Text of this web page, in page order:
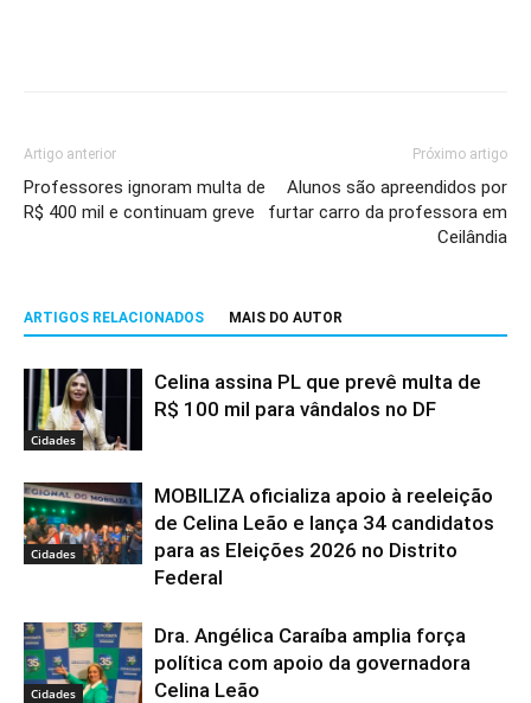
Artigo anterior
Professores ignoram multa de
R$ 400 mil e continuam greve
Próximo artigo
Alunos são apreendidos por
furtar carro da professora em
Ceilândia
ARTIGOS RELACIONADOS MAIS DO AUTOR
Cidades
Celina assina PL que prevê multa de
R$ 100 mil para vândalos no DF
Cidades
MOBILIZA oficializa apoio à reeleição
de Celina Leão e lança 34 candidatos
para as Eleições 2026 no Distrito
Federal
Cidades
Dra. Angélica Caraíba amplia força
política com apoio da governadora
Celina Leão